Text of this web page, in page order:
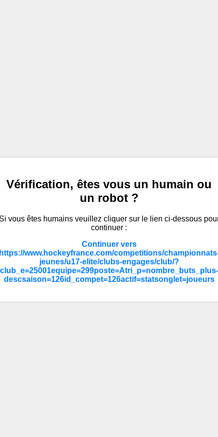
Vérification, êtes vous un humain ou
un robot ?
vous êtes humains veuillez cliquer sur le lien ci-dessous
continuer :
Continuer vers
www.hockeyfrance.com/competitions/
jeunes/u17-elite/clubs-engages/club/?
club_e=25001equipe=299poste=Atri_p=nombre_buts_plus-
descsaison=126id_compet=126actif=statsonglet=joueurs